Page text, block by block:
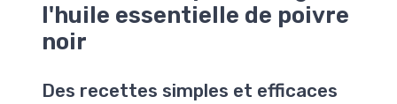
l'huile essentielle de poivre
noir
Des recettes simples et efficaces